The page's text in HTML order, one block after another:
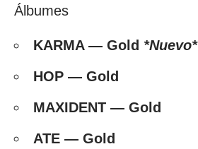
Álbumes
KARMA — Gold *Nuevo*
HOP — Gold
MAXIDENT — Gold
ATE — Gold